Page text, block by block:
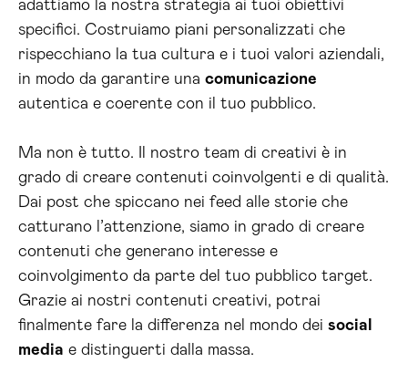
adattiamo la nostra strategia ai tuoi obiettivi
specifici. Costruiamo piani personalizzati che
rispecchiano la tua cultura e i tuoi valori aziendali,
in modo da garantire una comunicazione
autentica e coerente con il tuo pubblico.
Ma non è tutto. Il nostro team di creativi è in
grado di creare contenuti coinvolgenti e di qualità.
Dai post che spiccano nei feed alle storie che
catturano l’attenzione, siamo in grado di creare
contenuti che generano interesse e
coinvolgimento da parte del tuo pubblico target.
Grazie ai nostri contenuti creativi, potrai
finalmente fare la differenza nel mondo dei social
media e distinguerti dalla massa.